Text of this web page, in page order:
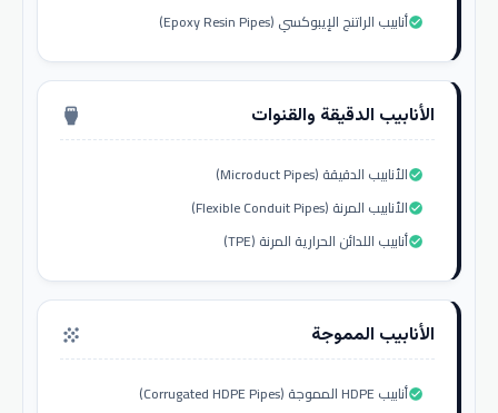
أنابيب الراتنج الإيبوكسي (Epoxy Resin Pipes)check_circle
الأنابيب الدقيقة والقنوات settings_input_hdmi
الأنابيب الدقيقة (Microduct Pipes)check_circle
الأنابيب المرنة (Flexible Conduit Pipes)check_circle
أنابيب اللدائن الحرارية المرنة (TPE)check_circle
الأنابيب المموجة grain
أنابيب HDPE المموجة (Corrugated HDPE Pipes)check_circle